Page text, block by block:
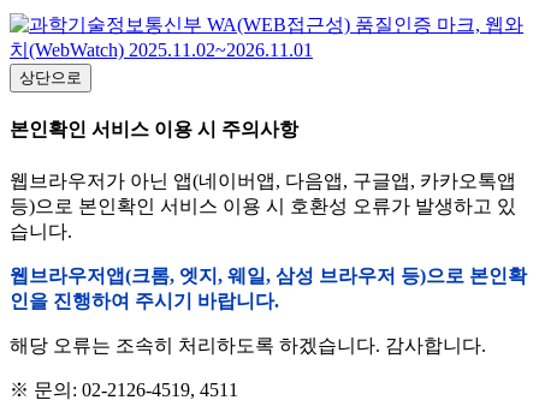
상단으로
본인확인 서비스 이용 시 주의사항
웹브라우저가 아닌 앱(네이버앱, 다음앱, 구글앱, 카카오톡앱
등)으로 본인확인 서비스 이용 시 호환성 오류가 발생하고 있
습니다.
웹브라우저앱(크롬, 엣지, 웨일, 삼성 브라우저 등)으로 본인확
인을 진행하여 주시기 바랍니다.
해당 오류는 조속히 처리하도록 하겠습니다. 감사합니다.
※ 문의: 02-2126-4519, 4511